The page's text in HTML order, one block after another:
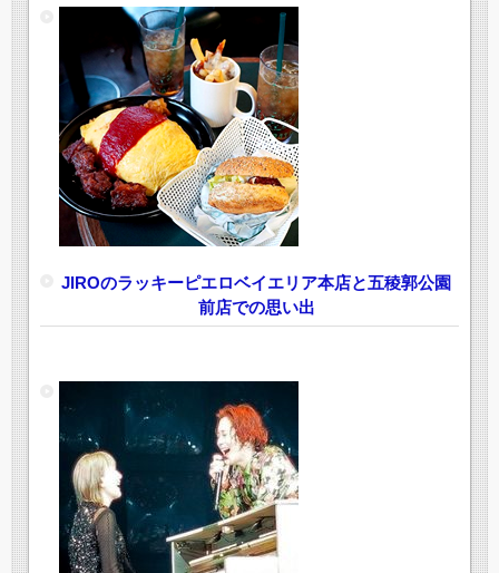
JIROのラッキーピエロベイエリア本店と五稜郭公園
前店での思い出